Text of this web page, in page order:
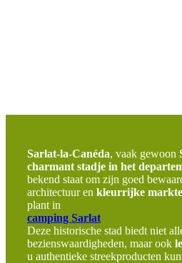
Sarlat-la-Canéda, vaak gewoon
charmant stadje in het
bekend staat om zijn goed
architectuur en kleurrijke
plant in
camping Sarlat
Deze historische stad biedt niet
bezienswaardigheden, maar ook
u authentieke streekproducten